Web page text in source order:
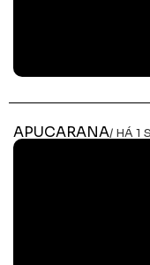
APUCARANA/ HÁ 1